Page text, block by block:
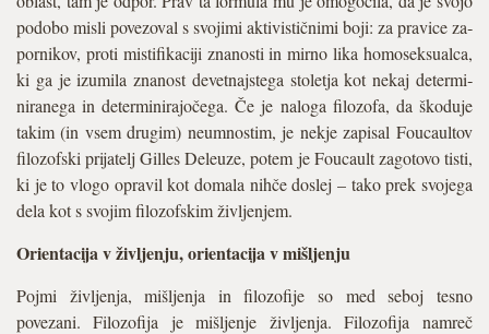
podobo misli povezoval s svojimi aktivističnimi boji: za pravice za­
pornikov, proti mistifikaciji znanosti in mirno lika homoseksualca,
ki ga je izumila znanost devetnajstega stoletja kot nekaj determi­
niranega in determinirajočega. Če je naloga filozofa, da škoduje
takim (in vsem drugim) neumnostim, je nekje zapisal Foucaultov
filozofski prijatelj Gilles Deleuze, potem je Foucault zagotovo tisti,
ki je to vlogo opravil kot domala nihče doslej – tako prek svojega
dela kot s svojim filozofskim življenjem.
Orientacija v življenju, orientacija v mišljenju
Pojmi življenja, mišljenja in filozofije so med seboj tesno
povezani. Filozofija je mišljenje življenja. Filozofija namreč